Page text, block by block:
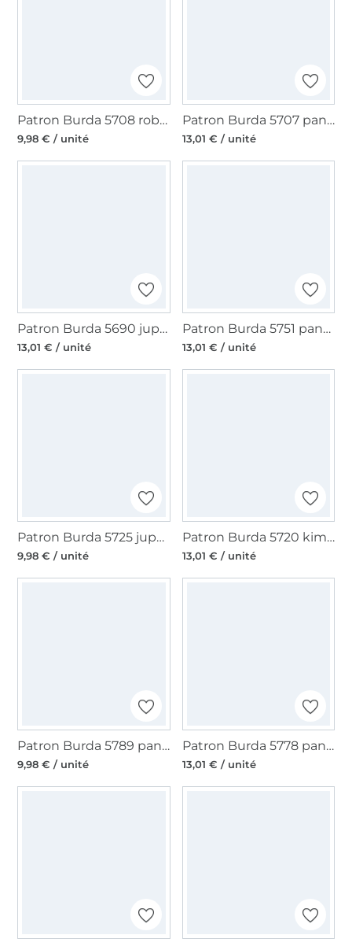
Patron Burda 5708 robe femme, en français
9,98 € / unité
Patron Burda 5707 pantalon femme, version papier, en français
13,01 € / unité
Patron Burda 5690 jupe femme, version papier, en français
13,01 € / unité
Patron Burda 5751 pantalon femme, version papier, en français
13,01 € / unité
Patron Burda 5725 jupe femme, en français
9,98 € / unité
Patron Burda 5720 kimono & veste femme, en français
13,01 € / unité
Patron Burda 5789 pantalon femme, version papier, en français
9,98 € / unité
Patron Burda 5778 pantalon femme, version papier, en français
13,01 € / unité